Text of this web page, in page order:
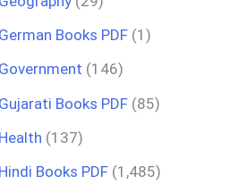
German Books PDF (1)
Government (146)
Gujarati Books PDF (85)
Health (137)
Hindi Books PDF (1,485)